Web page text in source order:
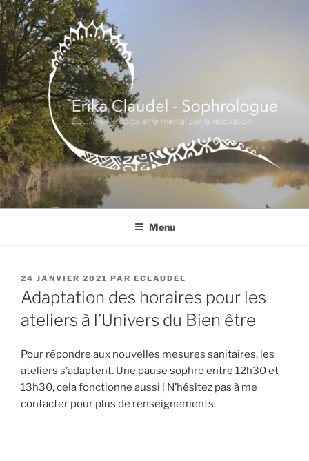
Aller
au
contenu
principal
Menu
PUBLIÉ
LE
24 JANVIER 2021 PAR ECLAUDEL
Adaptation des horaires pour les
ateliers à l’Univers du Bien être
Pour répondre aux nouvelles mesures sanitaires, les
ateliers s’adaptent. Une pause sophro entre 12h30 et
13h30, cela fonctionne aussi ! N’hésitez pas à me
contacter pour plus de renseignements.